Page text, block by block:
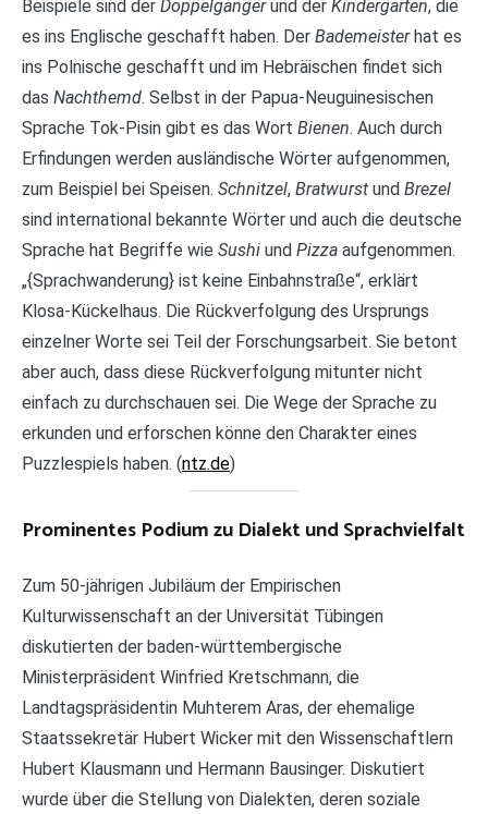
Beispiele sind der Doppelgängerund der Kindergarten, die
es ins Englische geschafft haben. Der Bademeisterhat es
ins Polnische geschafft und im Hebräischen findet sich
das Nachthemd. Selbst in der Papua-Neuguinesischen
Sprache Tok-Pisin gibt es das Wort Bienen. Auch durch
Erfindungen werden ausländische Wörter aufgenommen,
zum Beispiel bei Speisen. Schnitzel, Bratwurst und Brezel
sind international bekannte Wörter und auch die deutsche
Sprache hat Begriffe wie Sushi und Pizza aufgenommen.
„{Sprachwanderung} ist keine Einbahnstraße“, erklärt
Klosa-Kückelhaus. Die Rückverfolgung des Ursprungs
einzelner Worte sei Teil der Forschungsarbeit. Sie betont
aber auch, dass diese Rückverfolgung mitunter nicht
einfach zu durchschauen sei. Die Wege der Sprache zu
erkunden und erforschen könne den Charakter eines
Puzzlespiels haben. (ntz.de)
Prominentes Podium zu Dialekt und Sprachvielfalt
Zum 50-jährigen Jubiläum der Empirischen
Kulturwissenschaft an der Universität Tübingen
diskutierten der baden-württembergische
Ministerpräsident Winfried Kretschmann, die
Landtagspräsidentin Muhterem Aras, der ehemalige
Staatssekretär Hubert Wicker mit den Wissenschaftlern
Hubert Klausmann und Hermann Bausinger. Diskutiert
wurde über die Stellung von Dialekten, deren soziale